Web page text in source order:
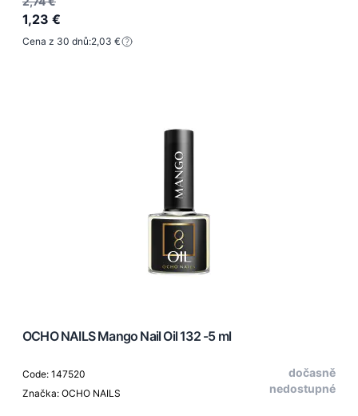
1,23 €
Cena z 30 dnů:2,03 €
OCHO NAILS Mango Nail Oil 132 -5 ml
Code: 147520
Značka: OCHO NAILS
dočasně
nedostupné